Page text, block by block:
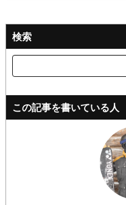
検索
この記事を書いている人